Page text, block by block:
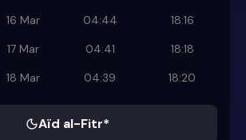
16 Mar 04:44
18:16
17 Mar 04:41
18:18
18 Mar 04:39 18:20
Aïd al-Fitr*